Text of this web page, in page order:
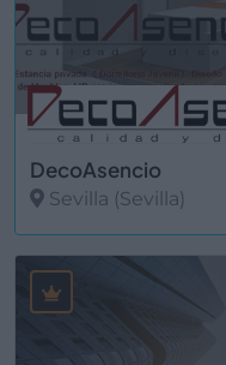
DecoAsencio
Sevilla (Sevilla)